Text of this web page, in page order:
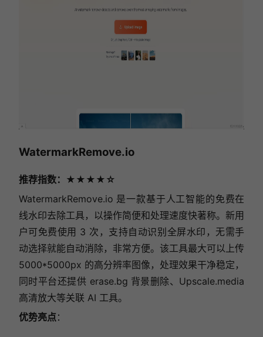
WatermarkRemove.io
推荐指数：★★★★☆
WatermarkRemove.io 是一款基于人工智能的免费在
线水印去除工具，以操作简便和处理速度快著称。新用
户可免费使用 3 次，支持自动识别全屏水印，无需手
动选择就能自动消除，非常方便。该工具最大可以上传
5000*5000px 的高分辨率图像，处理效果干净稳定，
同时平台还提供 erase.bg 背景删除、Upscale.media
高清放大等关联 AI 工具。
优势亮点 ：